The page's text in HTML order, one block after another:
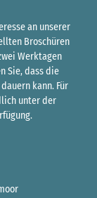
an unserer
Broschüren
Werktagen
Sie, dass die
kann. Für
unter der